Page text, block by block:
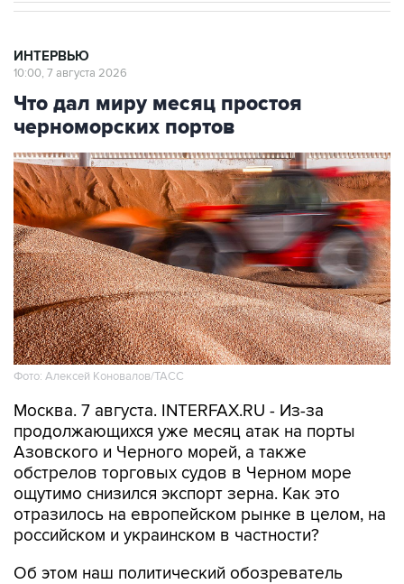
ИНТЕРВЬЮ
10:00, 7 августа 2026
Что дал миру месяц простоя
черноморских портов
Фото: Алексей Коновалов/ТАСС
Москва. 7 августа. INTERFAX.RU - Из-за
продолжающихся уже месяц атак на порты
Азовского и Черного морей, а также
обстрелов торговых судов в Черном море
ощутимо снизился экспорт зерна. Как это
отразилось на европейском рынке в целом, на
российском и украинском в частности?
Об этом наш политический обозреватель